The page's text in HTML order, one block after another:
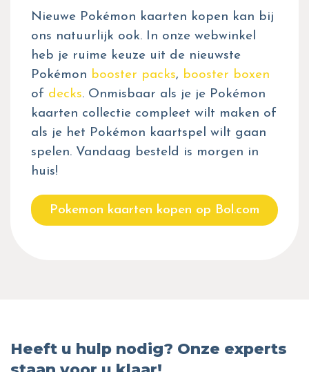
Nieuwe Pokémon kaarten kopen kan bij
ons natuurlijk ook. In onze webwinkel
heb je ruime keuze uit de nieuwste
Pokémon booster packs, booster boxen
of decks. Onmisbaar als je je Pokémon
kaarten collectie compleet wilt maken of
als je het Pokémon kaartspel wilt gaan
spelen. Vandaag besteld is morgen in
huis!
Pokemon kaarten kopen op Bol.com
Heeft u hulp nodig? Onze experts